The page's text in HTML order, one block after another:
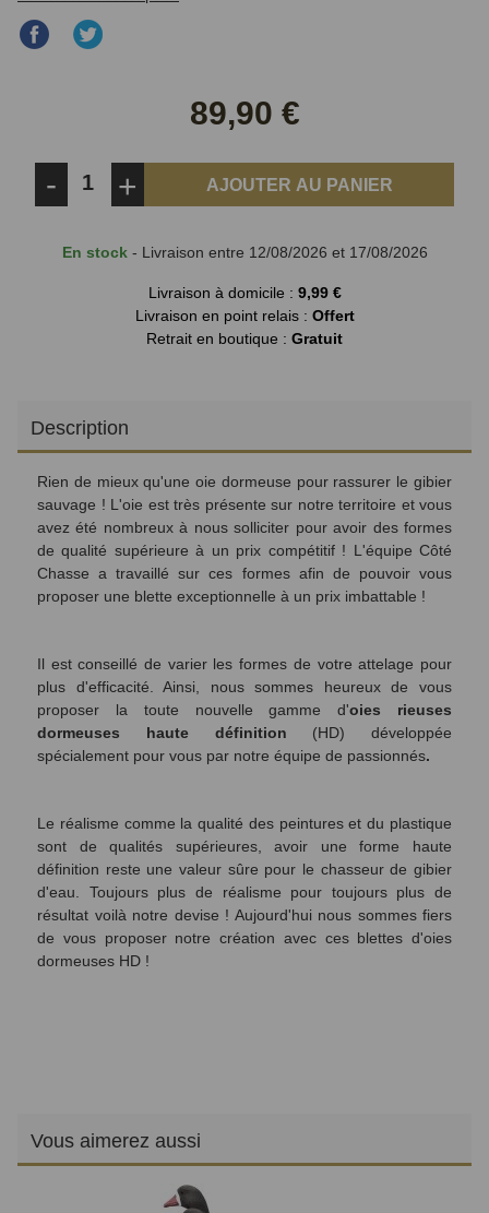
Partager
89,90 €
-
+ AJOUTER AU PANIER
En stock - Livraison entre 12/08/2026 et 17/08/2026
Livraison à domicile : 9,99 €
Livraison en point relais : Offert
Retrait en boutique : Gratuit
Description
Rien de mieux qu'une oie dormeuse pour rassurer le gibier
sauvage ! L'oie est très présente sur notre territoire et vous
avez été nombreux à nous solliciter pour avoir des formes
de qualité supérieure à un prix compétitif ! L'équipe Côté
Chasse a travaillé sur ces formes afin de pouvoir vous
proposer une blette exceptionnelle à un prix imbattable !
Il est conseillé de varier les formes de votre attelage pour
plus d'efficacité. Ainsi, nous sommes heureux de vous
proposer la toute nouvelle gamme d'oies rieuses
dormeuses haute définition (HD) développée
spécialement pour vous par notre équipe de passionnés.
Le réalisme comme la qualité des peintures et du plastique
sont de qualités supérieures, avoir une forme haute
définition reste une valeur sûre pour le chasseur de gibier
d'eau. Toujours plus de réalisme pour toujours plus de
résultat voilà notre devise ! Aujourd'hui nous sommes fiers
de vous proposer notre création avec ces blettes d'oies
dormeuses HD !
Vous aimerez aussi